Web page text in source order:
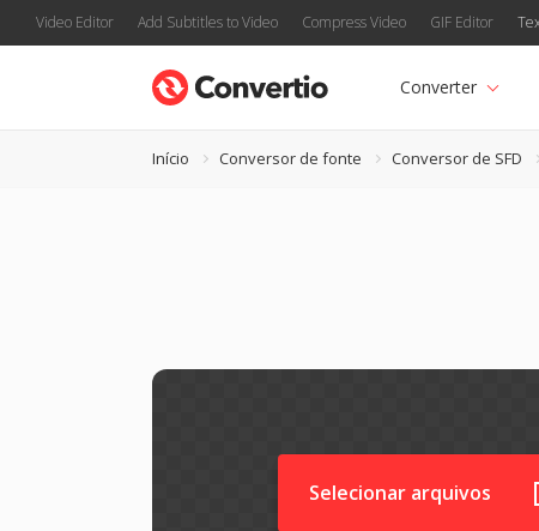
Video Editor Add Subtitles to Video Compress Video GIF Editor
Converter
Início Conversor de fonte Conversor de SFD
Selecionar arquivos